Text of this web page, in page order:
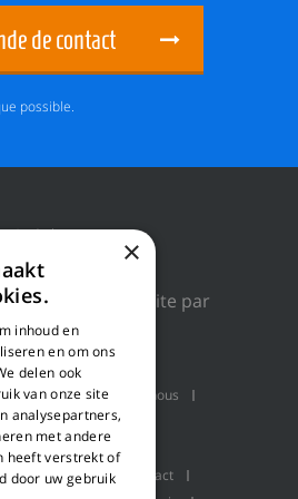
de contact
possible.
EQUIPMENT |
Site par
Qui sommes-nous
de rabotage
à balles
packaging
Contact
×
inhoud en
en om ons
delen ook
van onze site
analysepartners,
met andere
heeft verstrekt of
door uw gebruik